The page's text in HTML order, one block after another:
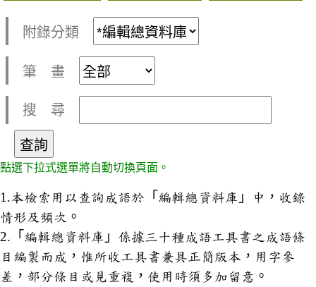
附錄分類
筆 畫
搜 尋
點選下拉式選單將自動切換頁面。
1.本檢索用以查詢成語於「編輯總資料庫」中，收錄
情形及頻次。
2.「編輯總資料庫」係據三十種成語工具書之成語條
目編製而成，惟所收工具書兼具正簡版本，用字參
差，部分條目或見重複，使用時須多加留意。